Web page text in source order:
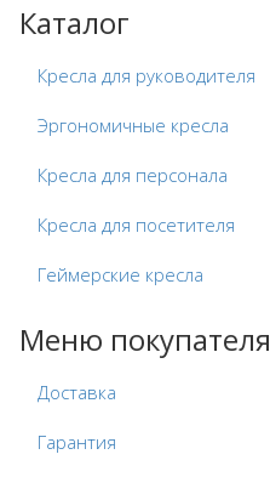
Каталог
Кресла для руководителя
Эргономичные кресла
Кресла для персонала
Кресла для посетителя
Геймерские кресла
Меню покупателя
Доставка
Гарантия